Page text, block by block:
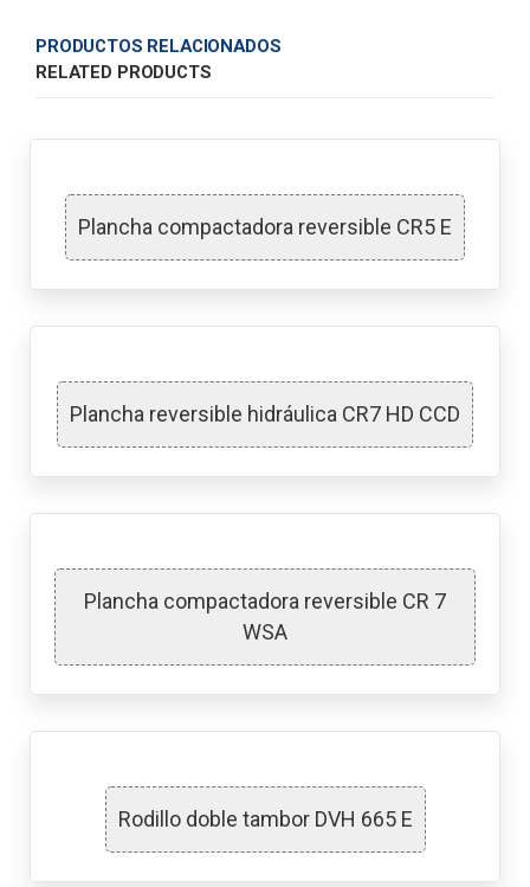
PRODUCTOS RELACIONADOS
RELATED PRODUCTS
Plancha compactadora reversible CR5 E
Plancha reversible hidráulica CR7 HD CCD
Plancha compactadora reversible CR 7
WSA
Rodillo doble tambor DVH 665 E